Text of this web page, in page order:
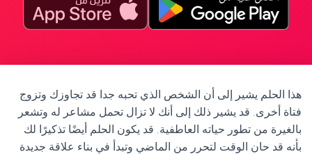
هذا الحلم يشير إلى أن الشخص الذي تحبه جدا قد تجاوزك وتزوج
فتاة أخرى. قد يشير ذلك إلى أنك لا تزال تحمل مشاعر له وتشعر
بالغيرة من تطور حياته العاطفية. قد يكون الحلم أيضًا تذكيرًا لك
بأنه قد حان الوقت لتحرر من الماضي وتبدأ في بناء علاقة جديدة